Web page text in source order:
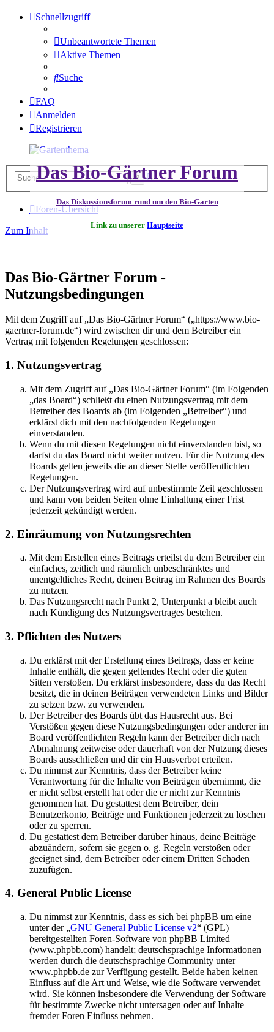
Schnellzugriff
Unbeantwortete Themen
Aktive Themen
Suche
FAQ
Anmelden
Registrieren
Das Bio-Gärtner Forum
Das Diskussionsforum rund um den Bio-Garten
Link zu unserer Hauptseite
SucheErweiterte
Foren-Übersicht
Zum Inhalt
Das Bio-Gärtner Forum -
Nutzungsbedingungen
Mit dem Zugriff auf „Das Bio-Gärtner Forum“ („https://www.bio-
gaertner-forum.de“) wird zwischen dir und dem Betreiber ein
Vertrag mit folgenden Regelungen geschlossen:
1. Nutzungsvertrag
Mit dem Zugriff auf „Das Bio-Gärtner Forum“ (im Folgenden
„das Board“) schließt du einen Nutzungsvertrag mit dem
Betreiber des Boards ab (im Folgenden „Betreiber“) und
erklärst dich mit den nachfolgenden Regelungen
einverstanden.
Wenn du mit diesen Regelungen nicht einverstanden bist, so
darfst du das Board nicht weiter nutzen. Für die Nutzung des
Boards gelten jeweils die an dieser Stelle veröffentlichten
Regelungen.
Der Nutzungsvertrag wird auf unbestimmte Zeit geschlossen
und kann von beiden Seiten ohne Einhaltung einer Frist
jederzeit gekündigt werden.
2. Einräumung von Nutzungsrechten
Mit dem Erstellen eines Beitrags erteilst du dem Betreiber ein
einfaches, zeitlich und räumlich unbeschränktes und
unentgeltliches Recht, deinen Beitrag im Rahmen des Boards
zu nutzen.
Das Nutzungsrecht nach Punkt 2, Unterpunkt a bleibt auch
nach Kündigung des Nutzungsvertrages bestehen.
3. Pflichten des Nutzers
Du erklärst mit der Erstellung eines Beitrags, dass er keine
Inhalte enthält, die gegen geltendes Recht oder die guten
Sitten verstoßen. Du erklärst insbesondere, dass du das Recht
besitzt, die in deinen Beiträgen verwendeten Links und Bilder
zu setzen bzw. zu verwenden.
Der Betreiber des Boards übt das Hausrecht aus. Bei
Verstößen gegen diese Nutzungsbedingungen oder anderer im
Board veröffentlichten Regeln kann der Betreiber dich nach
Abmahnung zeitweise oder dauerhaft von der Nutzung dieses
Boards ausschließen und dir ein Hausverbot erteilen.
Du nimmst zur Kenntnis, dass der Betreiber keine
Verantwortung für die Inhalte von Beiträgen übernimmt, die
er nicht selbst erstellt hat oder die er nicht zur Kenntnis
genommen hat. Du gestattest dem Betreiber, dein
Benutzerkonto, Beiträge und Funktionen jederzeit zu löschen
oder zu sperren.
Du gestattest dem Betreiber darüber hinaus, deine Beiträge
abzuändern, sofern sie gegen o. g. Regeln verstoßen oder
geeignet sind, dem Betreiber oder einem Dritten Schaden
zuzufügen.
4. General Public License
Du nimmst zur Kenntnis, dass es sich bei phpBB um eine
unter der „GNU General Public License v2“ (GPL)
bereitgestellten Foren-Software von phpBB Limited
(www.phpbb.com) handelt; deutschsprachige Informationen
werden durch die deutschsprachige Community unter
www.phpbb.de zur Verfügung gestellt. Beide haben keinen
Einfluss auf die Art und Weise, wie die Software verwendet
wird. Sie können insbesondere die Verwendung der Software
für bestimmte Zwecke nicht untersagen oder auf Inhalte
fremder Foren Einfluss nehmen.